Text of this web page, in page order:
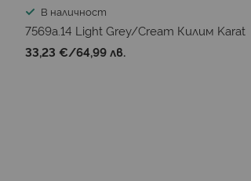
В наличност
7569a.14 Light Grey/Cream Килим Karat
33,23 €/64,99 лв.